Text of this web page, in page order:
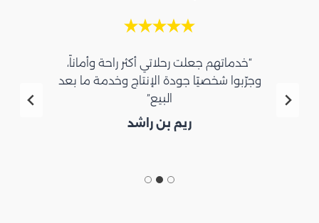
“خدماتهم جعلت رحلاتي أكثر راحة وأماناً،
وجرّبوا شخصيًا جودة الإنتاج وخدمة ما بعد
البيع”
ريم بن راشد